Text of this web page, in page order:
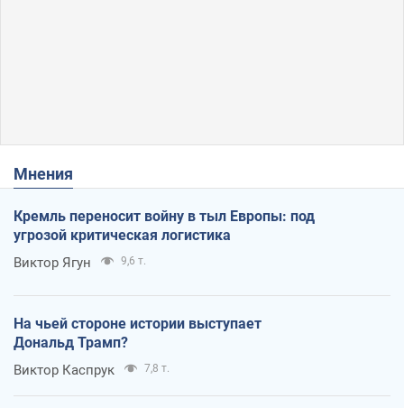
Мнения
Кремль переносит войну в тыл Европы: под
угрозой критическая логистика
Виктор Ягун 9,6 т.
На чьей стороне истории выступает
Дональд Трамп?
Виктор Каспрук 7,8 т.